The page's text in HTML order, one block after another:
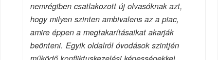
nemrégiben csatlakozott új olvasóknak azt,
hogy milyen szinten ambivalens az a piac,
amire éppen a megtakarításaikat akarják
beönteni. Egyik oldalról óvodások szintjén